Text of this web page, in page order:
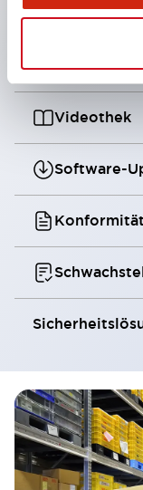
Webinar
Presse
Videothek
Software-